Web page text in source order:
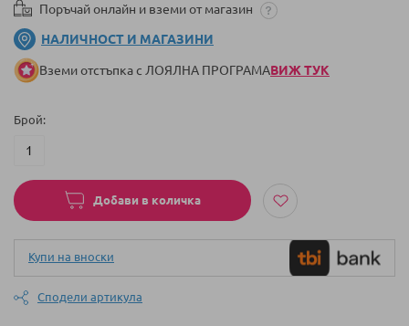
Поръчай онлайн и вземи от магазин
НАЛИЧНОСТ И МАГАЗИНИ
Вземи отстъпка с ЛОЯЛНА ПРОГРАМАВИЖ ТУК
Брой
Добави в количка
Купи на вноски
Сподели артикула